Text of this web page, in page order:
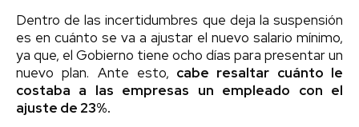
Dentro de las incertidumbres que deja la suspensión
es en cuánto se va a ajustar el nuevo salario mínimo,
ya que, el Gobierno tiene ocho días para presentar un
nuevo plan. Ante esto, cabe resaltar cuánto le
costaba a las empresas un empleado con el
ajuste de 23%.